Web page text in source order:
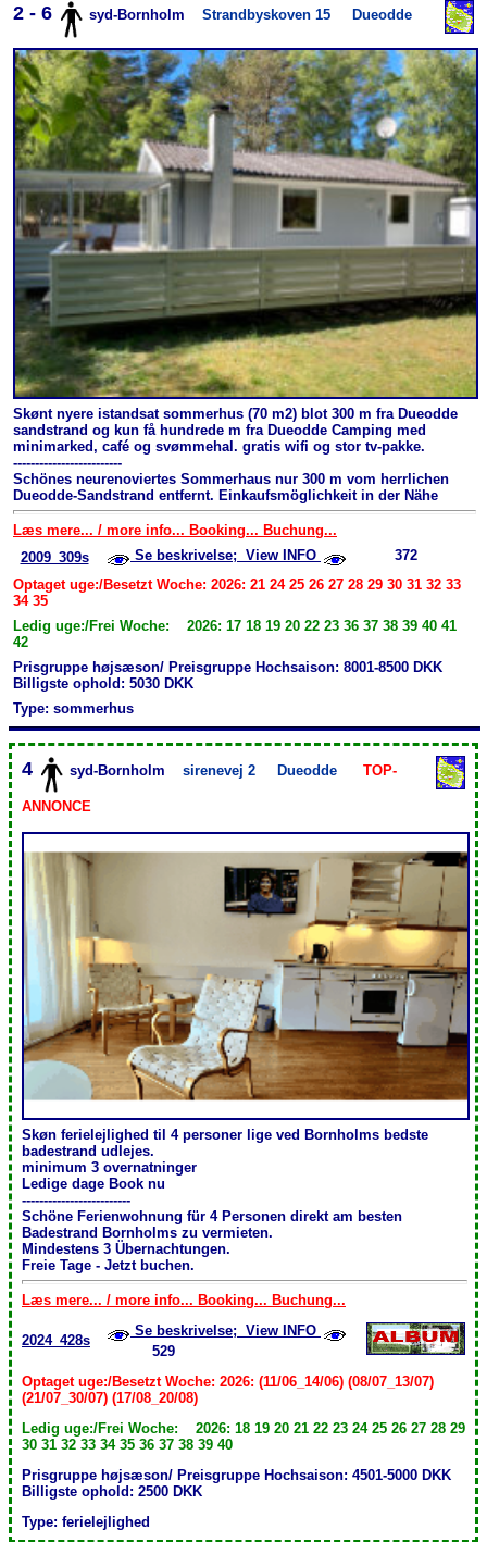
2 - 6 syd-Bornholm Strandbyskoven 15 Dueodde
Skønt nyere istandsat sommerhus (70 m2) blot 300 m fra Dueodde
sandstrand og kun få hundrede m fra Dueodde Camping med
minimarked, café og svømmehal. gratis wifi og stor tv-pakke.
-------------------------
Schönes neurenoviertes Sommerhaus nur 300 m vom herrlichen
Dueodde-Sandstrand entfernt. Einkaufsmöglichkeit in der Nähe
Læs mere... / more info... Booking... Buchung...
2009_309s
Se beskrivelse; View INFO
372
Optaget uge:/Besetzt Woche: 2026: 21 24 25 26 27 28 29 30 31 32 33
34 35
Ledig uge:/Frei Woche: 2026: 17 18 19 20 22 23 36 37 38 39 40 41
42
Prisgruppe højsæson/ Preisgruppe Hochsaison: 8001-8500 DKK
Billigste ophold: 5030 DKK
Type: sommerhus
4 syd-Bornholm sirenevej 2 Dueodde TOP-
ANNONCE
Skøn ferielejlighed til 4 personer lige ved Bornholms bedste
badestrand udlejes.
minimum 3 overnatninger
Ledige dage Book nu
-------------------------
Schöne Ferienwohnung für 4 Personen direkt am besten
Badestrand Bornholms zu vermieten.
Mindestens 3 Übernachtungen .
Freie Tage - Jetzt buchen.
Læs mere... / more info... Booking... Buchung...
2024_428s
Se beskrivelse; View INFO
529
Optaget uge:/Besetzt Woche: 2026: (11/06_14/06) (08/07_13/07)
(21/07_30/07) (17/08_20/08)
Ledig uge:/Frei Woche: 2026: 18 19 20 21 22 23 24 25 26 27 28 29
30 31 32 33 34 35 36 37 38 39 40
Prisgruppe højsæson/ Preisgruppe Hochsaison: 4501-5000 DKK
Billigste ophold: 2500 DKK
Type: ferielejlighed